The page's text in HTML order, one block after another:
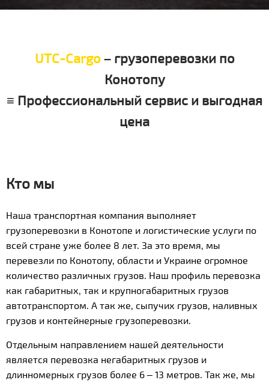
UTC-Cargo– грузоперевозки по
Конотопу
≡ Профессиональный сервис и выгодная
цена
Кто мы
Наша транспортная компания выполняет
грузоперевозки в Конотопе и логистические услуги по
всей стране уже более 8 лет. За это время, мы
перевезли по Конотопу, области и Украине огромное
количество различных грузов. Наш профиль перевозка
как габаритных, так и крупногабаритных грузов
автотранспортом. А так же, сыпучих грузов, наливных
грузов и контейнерные грузоперевозки.
Отдельным направлением нашей деятельности
является перевозка негабаритных грузов и
длинномерных грузов более 6 – 13 метров. Так же, мы